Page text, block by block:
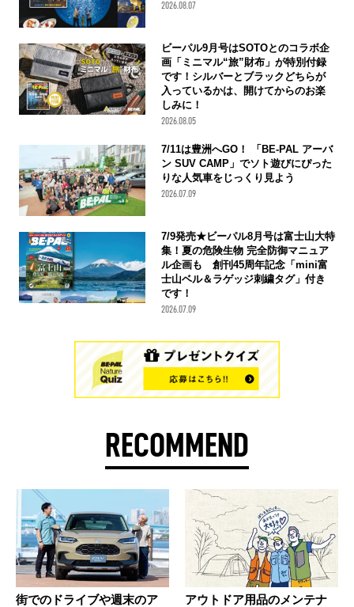
2026.08.07
ビーパル9月号はSOTOとのコラボ企
画「ミニマル“旅”財布」が特別付録
です！シルバーとブラックどちらが
入っているかは、開けてからのお楽
しみに！
2026.08.05
7/11は豊洲へGO！ 「BE-PAL アーバ
ン SUV CAMP」でソト遊びにぴった
りな人気車をじっくり見よう
2026.07.09
7/9発売★ビーパル8月号は富士山大特
集！夏の危険生物 完全防御マニュア
ル企画も 創刊45周年記念「mini富
士山ベル＆ラゲッジ刺繍タグ」付き
です！
2026.07.09
RECOMMEND
街でのドライブや週末のア
アウトドア用品のメンテナ